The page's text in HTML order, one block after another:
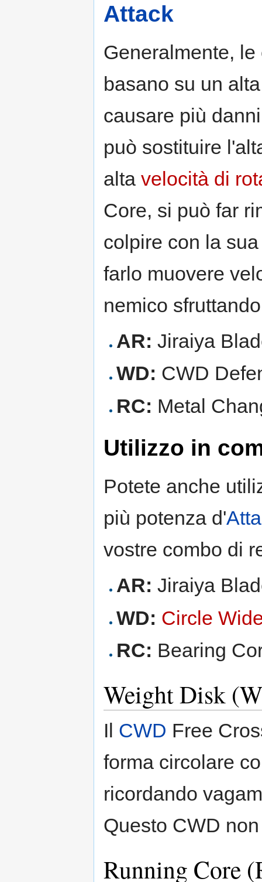
Attack
Generalmente,
basano su un
causare più
può sostituire
alta velocità di
Core, si può far
colpire con la
farlo muovere
nemico
AR: Jiraiya
WD: CWD
RC: Metal
Utilizzo in
Potete anche
più potenza d'
vostre combo di
AR: Jiraiya
WD: Circle
RC: Bearing
Weight Disk
Il CWD Free
forma circolare
ricordando
Questo CWD
Running Core